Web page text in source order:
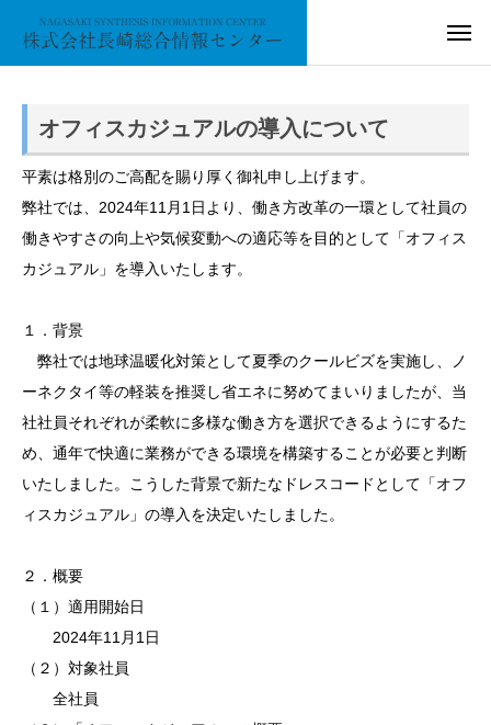
オフィスカジュアルの導入について
平素は格別のご高配を賜り厚く御礼申し上げます。
弊社では、2024年11月1日より、働き方改革の一環として社員の
働きやすさの向上や気候変動への適応等を目的として「オフィス
カジュアル」を導入いたします。
１．背景
弊社では地球温暖化対策として夏季のクールビズを実施し、ノ
ーネクタイ等の軽装を推奨し省エネに努めてまいりましたが、当
社社員それぞれが柔軟に多様な働き方を選択できるようにするた
め、通年で快適に業務ができる環境を構築することが必要と判断
いたしました。こうした背景で新たなドレスコードとして「オフ
ィスカジュアル」の導入を決定いたしました。
２．概要
（１）適用開始日
2024年11月1日
（２）対象社員
全社員